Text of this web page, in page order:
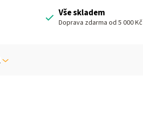
Vše skladem
Doprava zdarma od 5 000 Kč